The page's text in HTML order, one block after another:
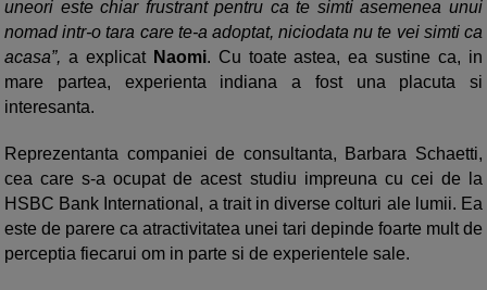
uneori este chiar frustrant pentru ca te simti asemenea unui
nomad intr-o tara care te-a adoptat, niciodata nu te vei simti ca
acasa”, a explicat Naomi. Cu toate astea, ea sustine ca, in
mare partea, experienta indiana a fost una placuta si
interesanta.
Reprezentanta companiei de consultanta, Barbara Schaetti,
cea care s-a ocupat de acest studiu impreuna cu cei de la
HSBC Bank International, a trait in diverse colturi ale lumii. Ea
este de parere ca atractivitatea unei tari depinde foarte mult de
perceptia fiecarui om in parte si de experientele sale.